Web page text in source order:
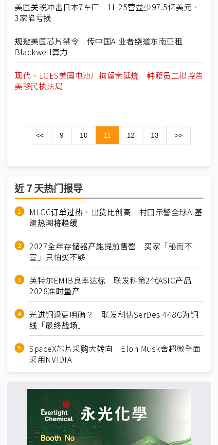
美国关税冲击日本7车厂 1H25营益少97.5亿美元、
3家陷亏损
规避美国芯片禁令 传中国AI业者绕道东南亚租
Blackwell算力
现代、LGES美国电池厂拘留案延烧 韩籍员工拟控告
美移民执法局
<< 9 10 11 12 13 >>
近７天热门报导
MLCC订单过热、出货比创高 村田示警全球AI基
建热潮将趋缓
2027全年存储器产能提前售罄 买家「秘而不
宣」只怕买不够
英特尔EMIB良率达标 联发科第2代ASIC产品
2028准时量产
光进铜退更明确？ 联发科估SerDes 448G为铜
线「最终战场」
SpaceX芯片采购大转向 Elon Musk舍超微全面
采用NVIDIA